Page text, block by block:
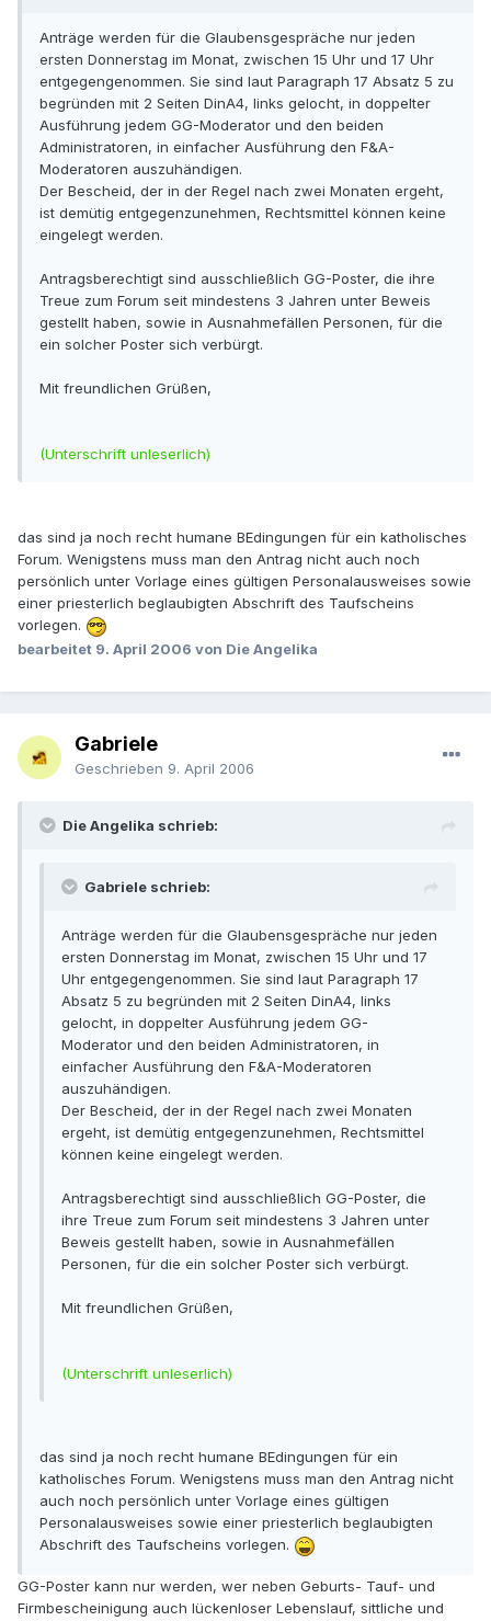
Anträge werden für die Glaubensgespräche nur jeden
ersten Donnerstag im Monat, zwischen 15 Uhr und 17 Uhr
entgegengenommen. Sie sind laut Paragraph 17 Absatz 5 zu
begründen mit 2 Seiten DinA4, links gelocht, in doppelter
Ausführung jedem GG-Moderator und den beiden
Administratoren, in einfacher Ausführung den F&A-
Moderatoren auszuhändigen.
Der Bescheid, der in der Regel nach zwei Monaten ergeht,
ist demütig entgegenzunehmen, Rechtsmittel können keine
eingelegt werden.
Antragsberechtigt sind ausschließlich GG-Poster, die ihre
Treue zum Forum seit mindestens 3 Jahren unter Beweis
gestellt haben, sowie in Ausnahmefällen Personen, für die
ein solcher Poster sich verbürgt.
Mit freundlichen Grüßen,
(Unterschrift unleserlich)
das sind ja noch recht humane BEdingungen für ein katholisches
Forum. Wenigstens muss man den Antrag nicht auch noch
persönlich unter Vorlage eines gültigen Personalausweises sowie
einer priesterlich beglaubigten Abschrift des Taufscheins
vorlegen.
bearbeitet 9. April 2006 von Die Angelika
Gabriele
Geschrieben 9. April 2006
Die Angelika schrieb:
Gabriele schrieb:
Anträge werden für die Glaubensgespräche nur jeden
ersten Donnerstag im Monat, zwischen 15 Uhr und 17
Uhr entgegengenommen. Sie sind laut Paragraph 17
Absatz 5 zu begründen mit 2 Seiten DinA4, links
gelocht, in doppelter Ausführung jedem GG-
Moderator und den beiden Administratoren, in
einfacher Ausführung den F&A-Moderatoren
auszuhändigen.
Der Bescheid, der in der Regel nach zwei Monaten
ergeht, ist demütig entgegenzunehmen, Rechtsmittel
können keine eingelegt werden.
Antragsberechtigt sind ausschließlich GG-Poster, die
ihre Treue zum Forum seit mindestens 3 Jahren unter
Beweis gestellt haben, sowie in Ausnahmefällen
Personen, für die ein solcher Poster sich verbürgt.
Mit freundlichen Grüßen,
(Unterschrift unleserlich)
das sind ja noch recht humane BEdingungen für ein
katholisches Forum. Wenigstens muss man den Antrag nicht
auch noch persönlich unter Vorlage eines gültigen
Personalausweises sowie einer priesterlich beglaubigten
Abschrift des Taufscheins vorlegen.
GG-Poster kann nur werden, wer neben Geburts- Tauf- und
Firmbescheinigung auch lückenloser Lebenslauf, sittliche und